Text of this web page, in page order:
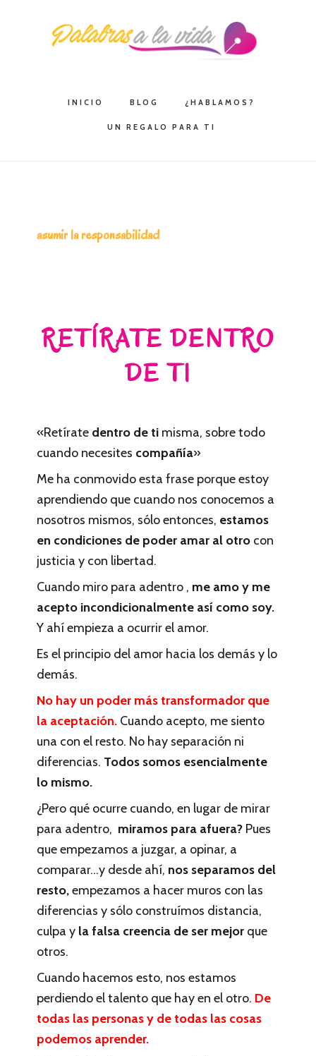
contenido
INICIO BLOG ¿HABLAMOS?
UN REGALO PARA TI
asumir la responsabilidad
RETÍRATE DENTRO
DE TI
«Retírate dentro de ti misma, sobre todo
cuando necesites compañía»
Me ha conmovido esta frase porque estoy
aprendiendo que cuando nos conocemos a
nosotros mismos, sólo entonces, estamos
en condiciones de poder amar al otro con
justicia y con libertad.
Cuando miro para adentro , me amo y me
acepto incondicionalmente así como soy.
Y ahí empieza a ocurrir el amor.
Es el principio del amor hacia los demás y lo
demás.
No hay un poder más transformador que
la aceptación. Cuando acepto, me siento
una con el resto. No hay separación ni
diferencias. Todos somos esencialmente
lo mismo.
¿Pero qué ocurre cuando, en lugar de mirar
para adentro, miramos para afuera? Pues
que empezamos a juzgar, a opinar, a
comparar…y desde ahí, nos separamos del
resto,empezamos a hacer muros con las
diferencias y sólo construímos distancia,
culpa y la falsa creencia de ser mejor que
otros.
Cuando hacemos esto, nos estamos
perdiendo el talento que hay en el otro. De
todas las personas y de todas las cosas
podemos aprender.